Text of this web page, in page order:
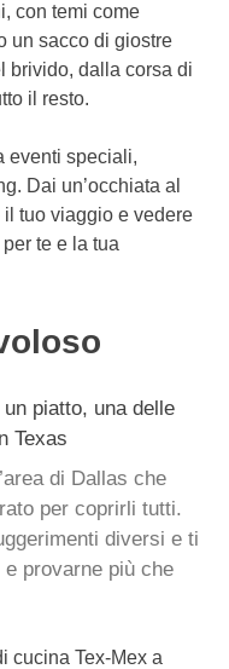
con temi come
un sacco di giostre
brivido, dalla corsa di
il resto.
eventi speciali,
Dai un’occhiata al
tuo viaggio e vedere
te e la tua
di Dallas che
per coprirli tutti.
diversi e ti
provarne più che
cucina Tex-Mex a